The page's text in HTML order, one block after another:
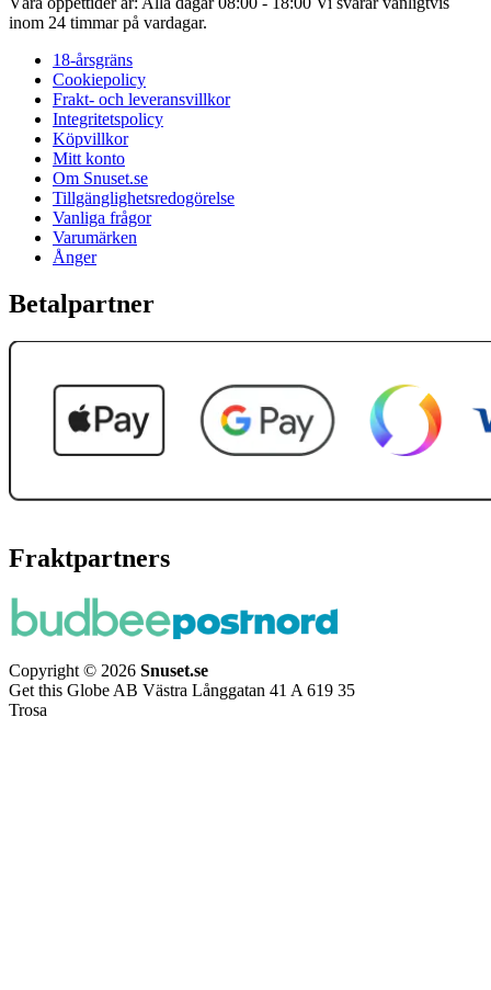
inom 24 timmar på vardagar.
18-årsgräns
Cookiepolicy
Frakt- och leveransvillkor
Integritetspolicy
Köpvillkor
Mitt konto
Om Snuset.se
Tillgänglighetsredogörelse
Vanliga frågor
Varumärken
Ånger
Betalpartner
Fraktpartners
Copyright © 2026 Snuset.se
Get this Globe AB Västra Långgatan 41 A 619 35
Trosa